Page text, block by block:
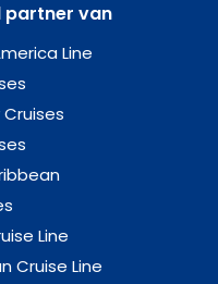
partner van
Line
Line
Cruise Line